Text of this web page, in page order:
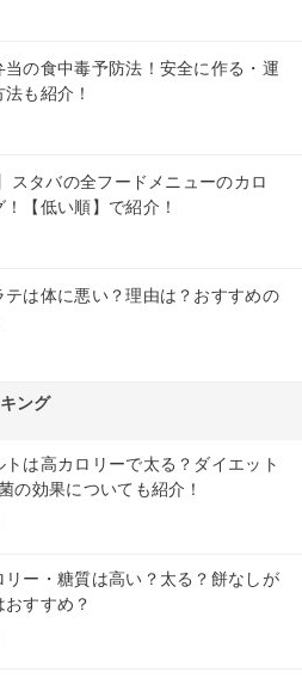
当の食中毒予防法！安全に作る・運
も紹介！
スタバの全フードメニューのカロ
【低い順】で紹介！
テは体に悪い？理由は？おすすめの
ング
は高カロリーで太る？ダイエット
の効果についても紹介！
リー・糖質は高い？太る？餅なしが
すすめ？